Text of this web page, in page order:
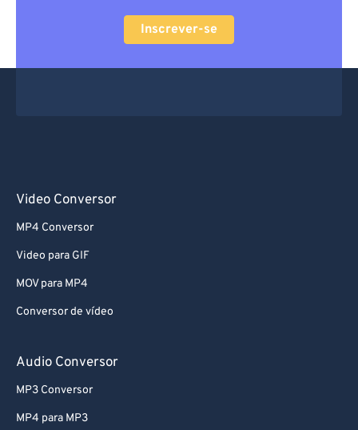
Inscrever-se
Video Conversor
MP4 Conversor
Video para GIF
MOV para MP4
Conversor de vídeo
Audio Conversor
MP3 Conversor
MP4 para MP3